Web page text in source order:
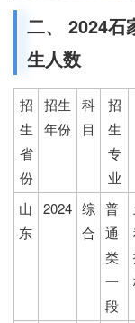
二、 2024石
生人数
招
生
省
份
招生
年份
科
目
招
生
专
业
山
东
2024 综
合
普
通
类
一
段